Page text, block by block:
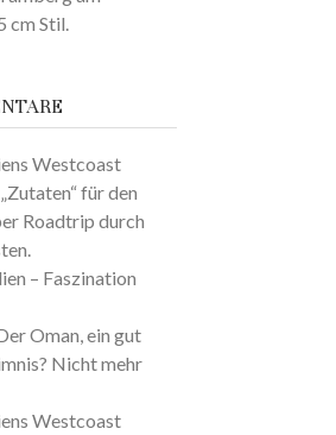
cm Stil.
Westcoast
für den
Roadtrip durch
– Faszination
Oman, ein gut
Nicht mehr
Westcoast